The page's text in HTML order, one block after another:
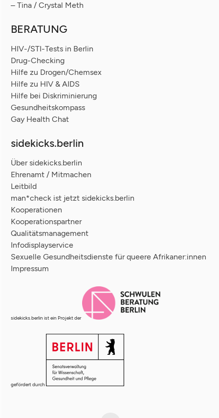
– Tina / Crystal Meth
BERATUNG
HIV-/STI-Tests in Berlin
Drug-Checking
Hilfe zu Drogen/Chemsex
Hilfe zu HIV & AIDS
Hilfe bei Diskriminierung
Gesundheitskompass
Gay Health Chat
sidekicks.berlin
Über sidekicks.berlin
Ehrenamt / Mitmachen
Leitbild
man*check ist jetzt sidekicks.berlin
Kooperationen
Kooperationspartner
Qualitätsmanagement
Infodisplayservice
Sexuelle Gesundheitsdienste für queere Afrikaner:innen
Impressum
sidekicks.berlin ist ein Projekt der
gefördert durch